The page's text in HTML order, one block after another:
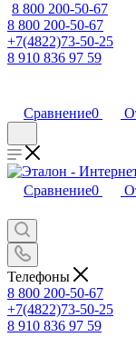
8 800 200-50-67
8 800 200-50-67
+7(4822)73-50-25
8 910 836 97 59
Сравнение0
Сравнение0
Телефоны
8 800 200-50-67
+7(4822)73-50-25
8 910 836 97 59